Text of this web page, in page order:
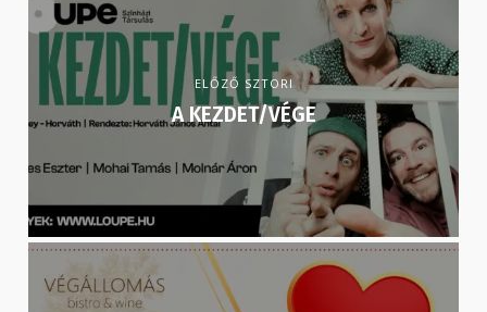
ELŐZŐ SZTORI
A KEZDET/VÉGE